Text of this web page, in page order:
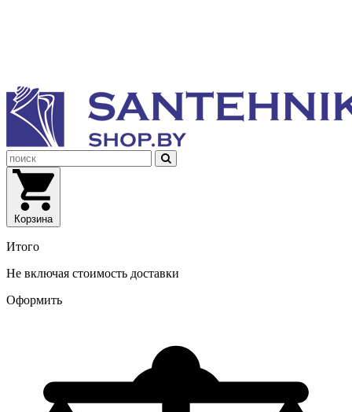
Корзина
Итого
Не включая стоимость доставки
Оформить